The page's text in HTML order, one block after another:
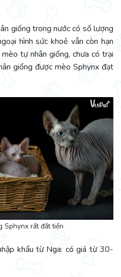
giống trong nước có số lượng
hình sức khoẻ vẫn còn hạn
tự nhân giống, chưa có trại
giống được mèo Sphynx đạt
Sphynx rất đắt tiền
khẩu từ Nga: có giá từ 30-